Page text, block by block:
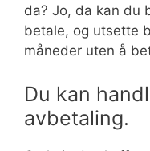
da? Jo, da kan du
betale, og utsette
måneder uten å
Du kan
avbetaling.